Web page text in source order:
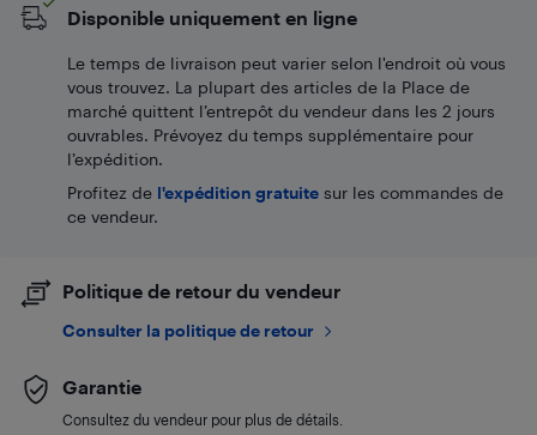
Disponible uniquement en ligne
Le temps de livraison peut varier selon l'endroit où vous
vous trouvez. La plupart des articles de la Place de
marché quittent l’entrepôt du vendeur dans les 2 jours
ouvrables. Prévoyez du temps supplémentaire pour
l’expédition.
Profitez de l'expédition gratuite sur les commandes de
ce vendeur.
Politique de retour du vendeur
Consulter la politique de retour
Garantie
Consultez du vendeur pour plus de détails.